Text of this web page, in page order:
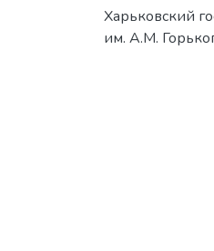
Харьковский
им. А.М.